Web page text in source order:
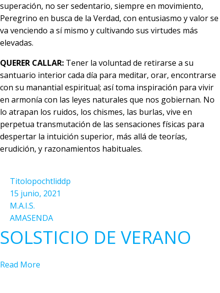
superación, no ser sedentario, siempre en movimiento,
Peregrino en busca de la Verdad, con entusiasmo y valor se
va venciendo a sí mismo y cultivando sus virtudes más
elevadas.
QUERER CALLAR: Tener la voluntad de retirarse a su
santuario interior cada día para meditar, orar, encontrarse
con su manantial espiritual; así toma inspiración para vivir
en armonía con las leyes naturales que nos gobiernan. No
lo atrapan los ruidos, los chismes, las burlas, vive en
perpetua transmutación de las sensaciones físicas para
despertar la intuición superior, más allá de teorías,
erudición, y razonamientos habituales.
Titolopochtliddp
15 junio, 2021
M.A.I.S.
AMASENDA
SOLSTICIO DE VERANO
Read More